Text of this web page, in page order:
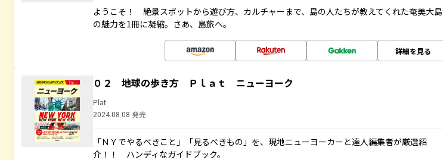
ようこそ！ 絶景スポットから遊び方、カルチャーまで、島の人たちが教えてくれた奄美大島
の魅力を1冊に凝縮。さあ、島旅へ。
詳細を見る
０２ 地球の歩き方 Ｐｌａｔ ニューヨーク
Plat
2024.08.08 発売
「ＮＹでやるべきこと」「見るべきもの」を、現地ニューヨーカーと達人編集者が厳選紹
介！！ ハンディなガイドブック。